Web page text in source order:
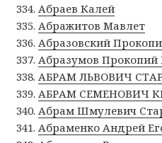
Абраев Калей
Абражитов Мавлет
Абразовский
Абразумов Прокопий
АБРАМ ЛЬВОВИЧ
АБРАМ СЕМЕНОВИЧ
Абрам Шмулевич
Абраменко Андрей